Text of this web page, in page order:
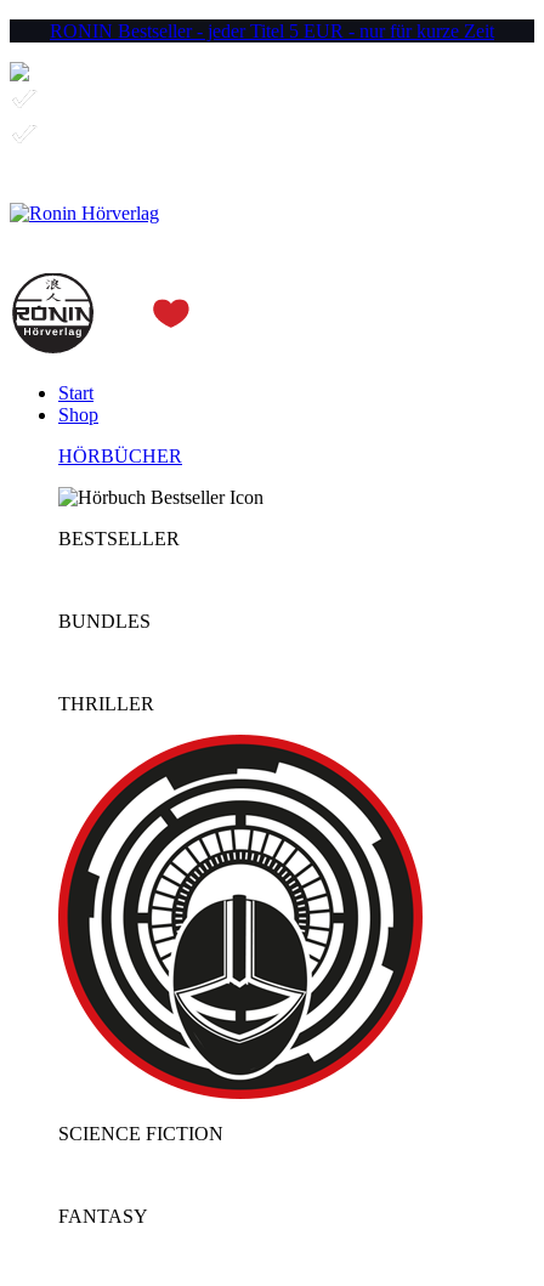
RONIN Bestseller - jeder Titel 5 EUR - nur für kurze Zeit
Start
Shop
HÖRBÜCHER
BESTSELLER
BUNDLES
THRILLER
SCIENCE FICTION
FANTASY